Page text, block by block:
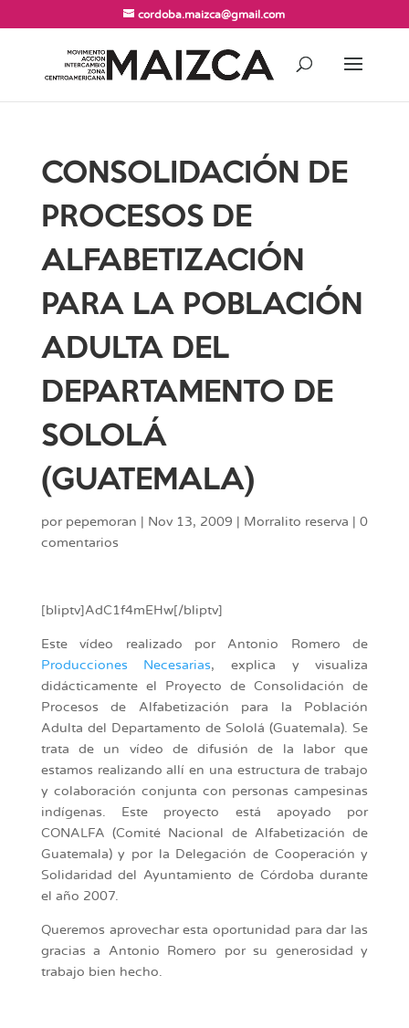
cordoba.maizca@gmail.com
CONSOLIDACIÓN DE
PROCESOS DE
ALFABETIZACIÓN
PARA LA POBLACIÓN
ADULTA DEL
DEPARTAMENTO DE
SOLOLÁ
(GUATEMALA)
por pepemoran Nov 13, 2009 Morralito reserva
0
comentarios
[bliptv]AdC1f4mEHw[/bliptv]
Este vídeo realizado por Antonio Romero de
Producciones Necesarias, explica y visualiza
didácticamente el Proyecto de Consolidación de
Procesos de Alfabetización para la Población
Adulta del Departamento de Sololá (Guatemala). Se
trata de un vídeo de difusión de la labor que
estamos realizando allí en una estructura de trabajo
y colaboración conjunta con personas campesinas
indígenas. Este proyecto está apoyado por
CONALFA (Comité Nacional de Alfabetización de
Guatemala) y por la Delegación de Cooperación y
Solidaridad del Ayuntamiento de Córdoba durante
el año 2007.
Queremos aprovechar esta oportunidad para dar las
gracias a Antonio Romero por su generosidad y
trabajo bien hecho.